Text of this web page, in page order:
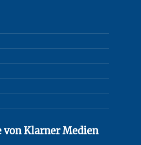
von Klarner Medien